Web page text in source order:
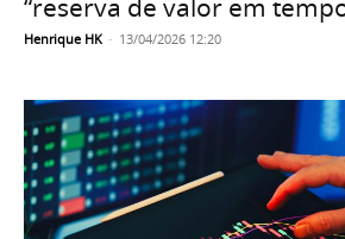
“reserva de valor em
Henrique HK - 13/04/2026 12:20